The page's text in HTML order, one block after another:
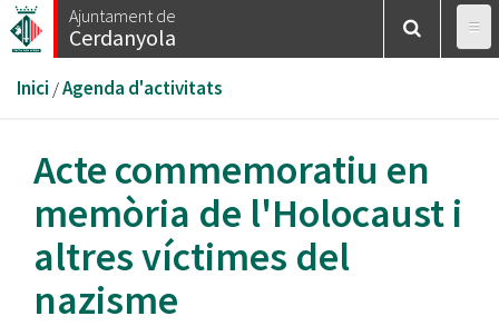
Vés
al
Ajuntament de
Cerdanyola
Esteu
aquí
Inici /Agenda d'activitats
Acte commemoratiu en
memòria de l'Holocaust i
altres víctimes del
nazisme